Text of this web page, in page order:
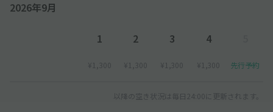
2026年9月
1
¥1,300
2
¥1,300
3
¥1,300
4
¥1,300 先行予約
以降の空き状況は毎日24:00に更新されます。